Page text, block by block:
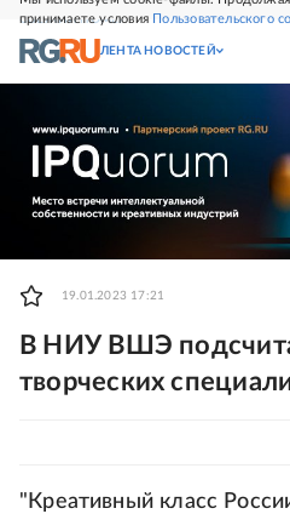
принимаете условия Пользовательского
СВЕЖИЙ НОМЕР
ЛЕНТА НОВОСТЕЙ
19.01.2023 17:21
В НИУ ВШЭ
творческих
"Креативный класс